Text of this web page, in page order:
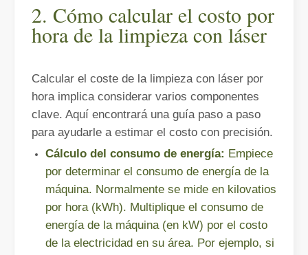
Las máquinas de corte por láser son una herramienta
2. Cómo calcular el costo por
hora de la limpieza con láser
Calcular el coste de la limpieza con láser por
hora implica considerar varios componentes
clave. Aquí encontrará una guía paso a paso
para ayudarle a estimar el costo con precisión.
Cálculo del consumo de energía: Empiece
por determinar el consumo de energía de la
máquina. Normalmente se mide en kilovatios
por hora (kWh). Multiplique el consumo de
energía de la máquina (en kW) por el costo
de la electricidad en su área. Por ejemplo, si